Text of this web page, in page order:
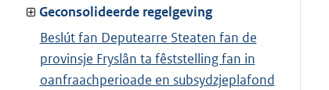
van:
Geconsolideerde regelgeving
Beslút fan Deputearre Steaten fan de
provinsje Fryslân ta fêststelling fan in
oanfraachperioade en subsydzjeplafond